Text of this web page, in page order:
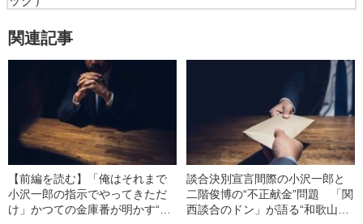
関連記事
【前編を読む】「俺はそれまで
小沢一郎の指示でやってきただ
け」かつての金庫番が明かす“政
談合決別宣言間際の小沢一郎と
二階俊博の“不正献金”問題 「関
西談合のドン」が語る“和歌山事